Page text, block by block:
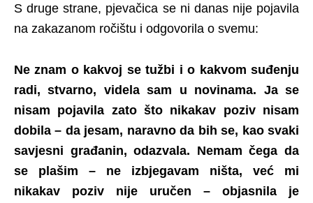
S druge strane, pjevačica se ni danas nije pojavila
na zakazanom ročištu i odgovorila o svemu:
Ne znam o kakvoj se tužbi i o kakvom suđenju
radi, stvarno, videla sam u novinama. Ja se
nisam pojavila zato što nikakav poziv nisam
dobila – da jesam, naravno da bih se, kao svaki
savjesni građanin, odazvala. Nemam čega da
se plašim – ne izbjegavam ništa, već mi
nikakav poziv nije uručen – objasnila je